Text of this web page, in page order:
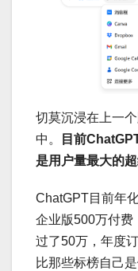
切莫沉浸在上一
中。
目前
是用户量最大的
ChatGPT目前年
企业版500万付费
过了50万，年度
比那些标榜自己